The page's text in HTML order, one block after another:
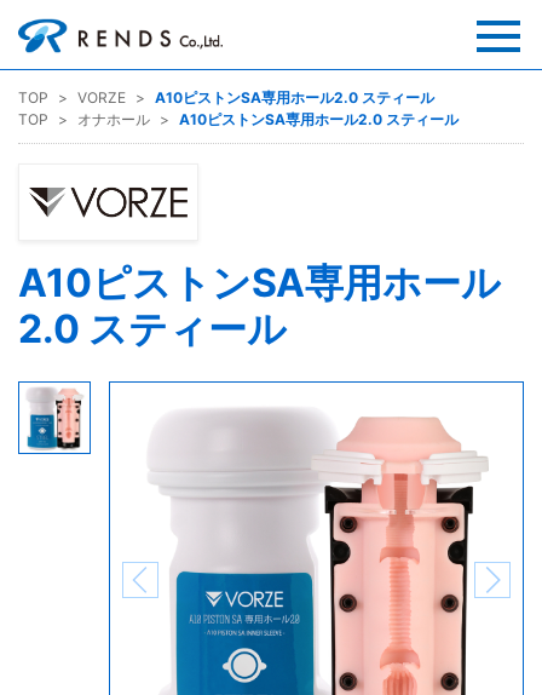
TOP VORZE
A10ピストンSA専用ホール2.0 スティール
TOP
オナホール A10ピストンSA専用ホール2.0 スティール
A10ピストンSA専用ホール
2.0 スティール